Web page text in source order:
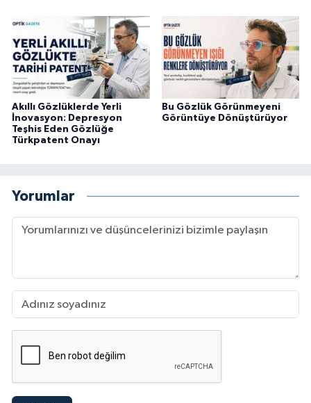
Akıllı Gözlüklerde Yerli
İnovasyon: Depresyon
Teşhis Eden Gözlüğe
Türkpatent Onayı
Bu Gözlük Görünmeyeni
Görüntüye Dönüştürüyor
Yorumlar